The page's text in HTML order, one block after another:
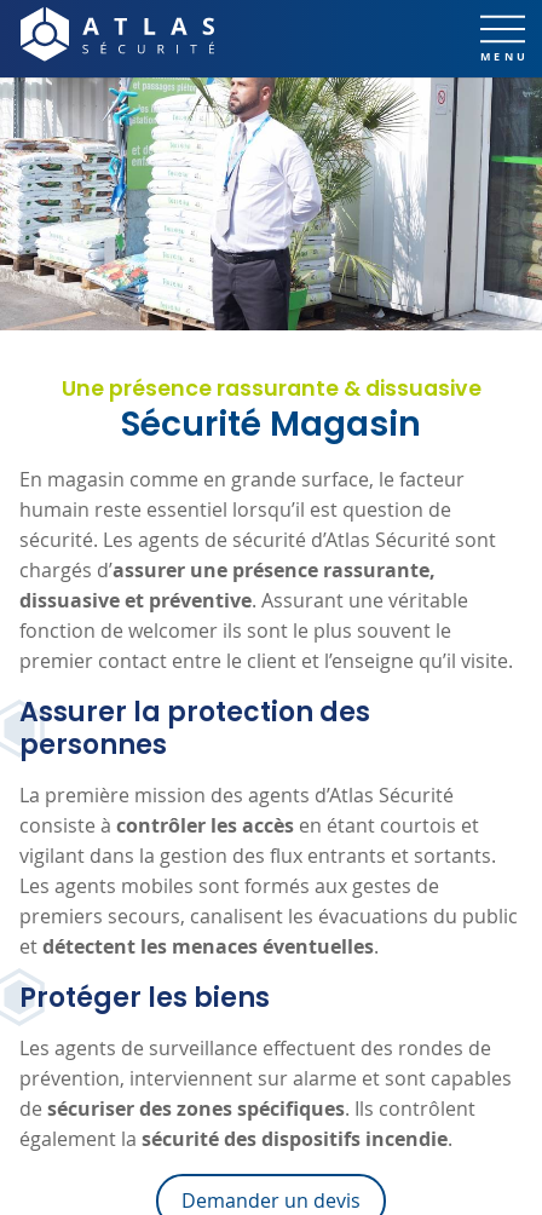
Une présence rassurante & dissuasive
Sécurité Magasin
En magasin comme en grande surface, le facteur
humain reste essentiel lorsqu’il est question de
sécurité. Les agents de sécurité d’Atlas Sécurité sont
chargés d’assurer une présence rassurante,
dissuasive et préventive. Assurant une véritable
fonction de welcomer ils sont le plus souvent le
premier contact entre le client et l’enseigne qu’il visite.
Assurer la protection des
personnes
La première mission des agents d’Atlas Sécurité
consiste à contrôler les accès en étant courtois et
vigilant dans la gestion des flux entrants et sortants.
Les agents mobiles sont formés aux gestes de
premiers secours, canalisent les évacuations du public
etdétectent les menaces éventuelles.
Protéger les biens
Les agents de surveillance effectuent des rondes de
prévention, interviennent sur alarme et sont capables
de sécuriser des zones spécifiques. Ils contrôlent
également la sécurité des dispositifs incendie.
Demander un devis